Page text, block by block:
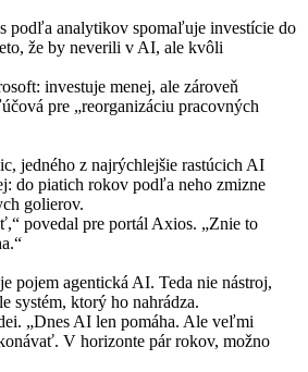
podľa analytikov spomaľuje investície do
že by neverili v AI, ale kvôli
investuje menej, ale zároveň
pre „reorganizáciu pracovných
jedného z najrýchlejšie rastúcich AI
do piatich rokov podľa neho zmizne
golierov.
povedal pre portál Axios. „Znie to
pojem agentická AI. Teda nie nástroj,
systém, ktorý ho nahrádza.
„Dnes AI len pomáha. Ale veľmi
V horizonte pár rokov, možno